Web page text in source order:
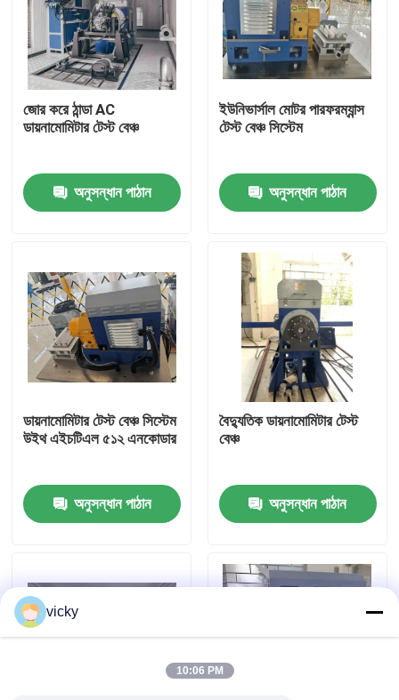
আমাদের সম্বন্ধে
কারখানা ভ্রমণ
গুণগত মান নিয়ন্ত্রণ
খবর
টর্ক ডায়নামিটার
জোর করে ঠান্ডা AC
ডায়নামোমিটার টেস্ট বেঞ্চ
অনুসন্ধান পাঠান
ইউনিভার্সাল মোটর পারফরম্যান্স
টেস্ট বেঞ্চ সিস্টেম
অনুসন্ধান পাঠান
ডায়নামোমিটার টেস্ট বেঞ্চ সিস্টেম
উইথ এইচটিএল ৫১২ এনকোডার
অনুসন্ধান পাঠান
বৈদ্যুতিক ডায়নামোমিটার টেস্ট
বেঞ্চ
অনুসন্ধান পাঠান
vicky
10:06 PM